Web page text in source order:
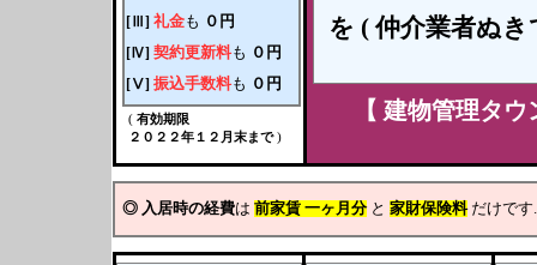
[Ⅲ] 礼金も ０円
[Ⅳ] 契約更新料も ０円
[Ⅴ] 振込手数料も ０円
( 有効期限
２０２２年１２月末まで)
を ( 仲介業者ぬき
【 建物管理タウ
◎ 入居時の経費は前家賃 一ヶ月分と家財保険料だけです.